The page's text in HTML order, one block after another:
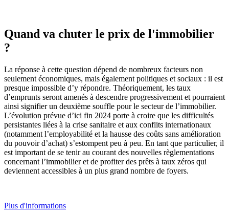
Quand va chuter le prix de l'immobilier
?
La réponse à cette question dépend de nombreux facteurs non
seulement économiques, mais également politiques et sociaux : il est
presque impossible d’y répondre. Théoriquement, les taux
d’emprunts seront amenés à descendre progressivement et pourraient
ainsi signifier un deuxième souffle pour le secteur de l’immobilier.
L’évolution prévue d’ici fin 2024 porte à croire que les difficultés
persistantes liées à la crise sanitaire et aux conflits internationaux
(notamment l’employabilité et la hausse des coûts sans amélioration
du pouvoir d’achat) s’estompent peu à peu. En tant que particulier, il
est important de se tenir au courant des nouvelles règlementations
concernant l’immobilier et de profiter des prêts à taux zéros qui
deviennent accessibles à un plus grand nombre de foyers.
Plus d'informations